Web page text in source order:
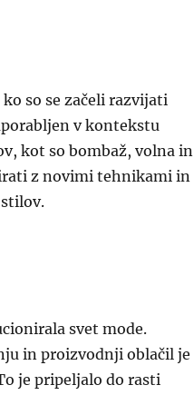
so se začeli razvijati
v kontekstu
kot so bombaž, volna in
z novimi tehnikami in
svet mode.
in proizvodnji oblačil je
je pripeljalo do rasti